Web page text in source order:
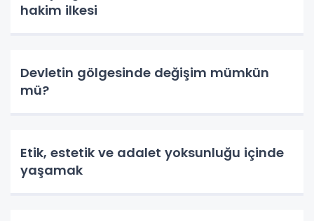
hakim ilkesi
Devletin gölgesinde değişim mümkün
mü?
Etik, estetik ve adalet yoksunluğu içinde
yaşamak